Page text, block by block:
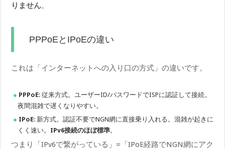
りません。
PPPoEとIPoEの違い
これは「インターネットへの入り口の方式」の違いです。
PPPoE: 従来方式。ユーザーID/パスワードでISPに認証して接続。
夜間混雑で遅くなりやすい。
IPoE: 新方式。認証不要でNGN網に直接乗り入れる。混雑が起きに
くく速い。 IPv6接続のほぼ標準。
つまり「IPv6で繋がっている」=「IPoE経路でNGN網にアク